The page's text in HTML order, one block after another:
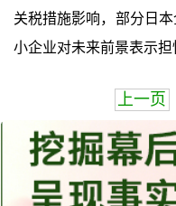
关税措施影响，部分日
小企业对未来前景表示担
上一页